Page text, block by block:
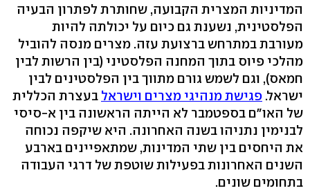
המדיניות המצרית הקבועה, שחותרת לפתרון הבעיה
הפלסטינית, נשענת גם כיום על יכולתה להיות
מעורבת במתרחש ברצועת עזה. מצרים מנסה להוביל
מהלכי פיוס בתוך המחנה הפלסטיני (בין הרשות לבין
חמאס), וגם לשמש גורם מתווך בין הפלסטינים לבין
ישראל. פגישת מנהיגי מצרים וישראל בעצרת הכללית
של האו"ם בספטמבר לא הייתה הראשונה בין א-סיסי
לבנימין נתניהו בשנה האחרונה. היא שיקפה נכוחה
את היחסים בין שתי המדינות, שמתאפיינים בארבע
השנים האחרונות בפעילות שוטפת של דרגי העבודה
בתחומים שונים.